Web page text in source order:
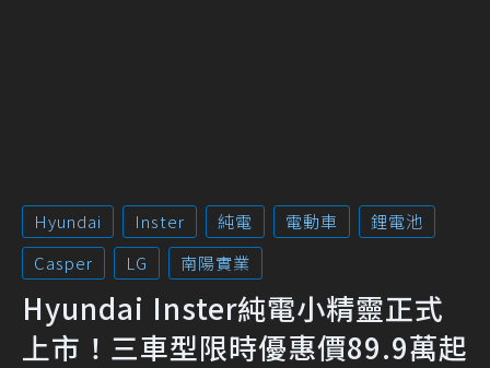
Hyundai Inster 純電 電動車
鋰電池
Casper
LG 南陽實業
Hyundai Inster純電小精靈正式
上市！三車型限時優惠價89.9萬起